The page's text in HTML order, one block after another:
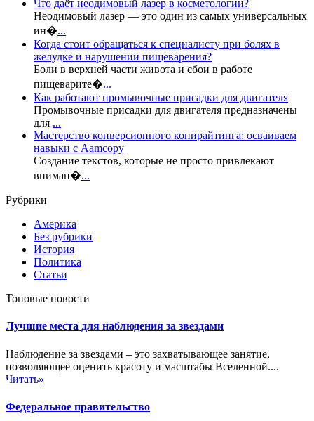
Что даёт неодимовый лазер в косметологии?
Неодимовый лазер — это один из самых универсальных
ин�...
Когда стоит обращаться к специалисту при болях в
желудке и нарушении пищеварения?
Боли в верхней части живота и сбои в работе
пищеварите�...
Как работают промывочные присадки для двигателя
Промывочные присадки для двигателя предназначены
для ...
Мастерство конверсионного копирайтинга: осваиваем
навыки с Aamcopy
Создание текстов, которые не просто привлекают
вниман�...
Рубрики
Америка
Без рубрики
История
Политика
Статьи
Топовые новости
Лучшие места для наблюдения за звездами
Наблюдение за звездами – это захватывающее занятие,
позволяющее оценить красоту и масштабы Вселенной....
Читать»
Федеральное правительство